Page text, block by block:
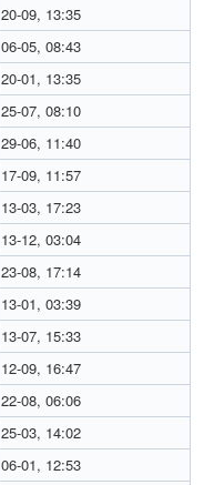
20-09, 13:35
06-05, 08:43
20-01, 13:35
25-07, 08:10
29-06, 11:40
17-09, 11:57
13-03, 17:23
13-12, 03:04
23-08, 17:14
13-01, 03:39
13-07, 15:33
12-09, 16:47
22-08, 06:06
25-03, 14:02
06-01, 12:53